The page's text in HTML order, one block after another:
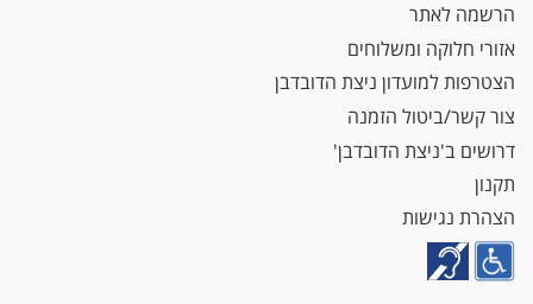
הרשמה לאתר
אזורי חלוקה ומשלוחים
הצטרפות למועדון ניצת הדובדבן
צור קשר/ביטול הזמנה
דרושים ב'ניצת הדובדבן'
תקנון
הצהרת נגישות